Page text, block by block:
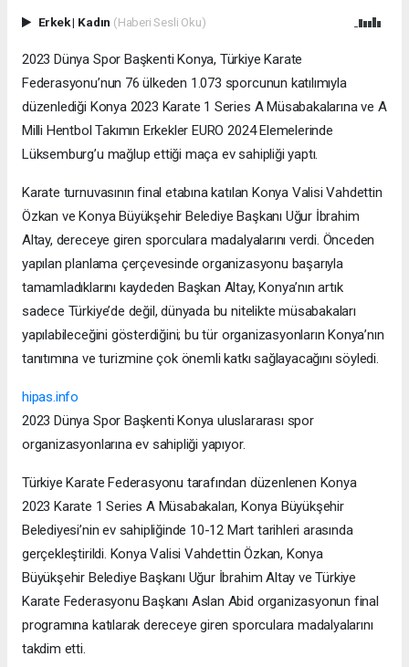
Erkek| Kadın (Haberi Sesli Oku)
2023 Dünya Spor Başkenti Konya, Türkiye Karate
Federasyonu’nun 76 ülkeden 1.073 sporcunun katılımıyla
düzenlediği Konya 2023 Karate 1 Series A Müsabakalarına ve A
Milli Hentbol Takımın Erkekler EURO 2024 Elemelerinde
Lüksemburg’u mağlup ettiği maça ev sahipliği yaptı.
Karate turnuvasının final etabına katılan Konya Valisi Vahdettin
Özkan ve Konya Büyükşehir Belediye Başkanı Uğur İbrahim
Altay, dereceye giren sporculara madalyalarını verdi. Önceden
yapılan planlama çerçevesinde organizasyonu başarıyla
tamamladıklarını kaydeden Başkan Altay, Konya’nın artık
sadece Türkiye’de değil, dünyada bu nitelikte müsabakaları
yapılabileceğini gösterdiğini; bu tür organizasyonların Konya’nın
tanıtımına ve turizmine çok önemli katkı sağlayacağını söyledi.
hipas.info
2023 Dünya Spor Başkenti Konya uluslararası spor
organizasyonlarına ev sahipliği yapıyor.
Türkiye Karate Federasyonu tarafından düzenlenen Konya
2023 Karate 1 Series A Müsabakaları, Konya Büyükşehir
Belediyesi’nin ev sahipliğinde 10-12 Mart tarihleri arasında
gerçekleştirildi. Konya Valisi Vahdettin Özkan, Konya
Büyükşehir Belediye Başkanı Uğur İbrahim Altay ve Türkiye
Karate Federasyonu Başkanı Aslan Abid organizasyonun final
programına katılarak dereceye giren sporculara madalyalarını
takdim etti.